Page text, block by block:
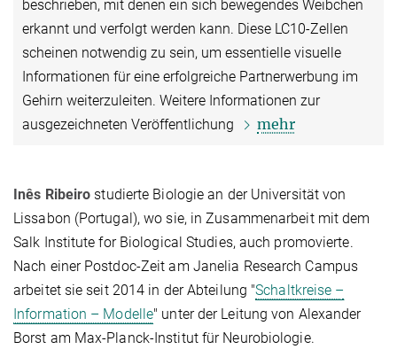
beschrieben, mit denen ein sich bewegendes Weibchen
erkannt und verfolgt werden kann. Diese LC10-Zellen
scheinen notwendig zu sein, um essentielle visuelle
Informationen für eine erfolgreiche Partnerwerbung im
Gehirn weiterzuleiten. Weitere Informationen zur
ausgezeichneten Veröffentlichung
mehr
Inês Ribeiro studierte Biologie an der Universität von
Lissabon (Portugal), wo sie, in Zusammenarbeit mit dem
Salk Institute for Biological Studies, auch promovierte.
Nach einer Postdoc-Zeit am Janelia Research Campus
arbeitet sie seit 2014 in der Abteilung "Schaltkreise –
Information – Modelle" unter der Leitung von Alexander
Borst am Max-Planck-Institut für Neurobiologie.